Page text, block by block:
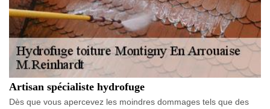
Artisan spécialiste hydrofuge
Dès que vous apercevez les moindres dommages tels que des